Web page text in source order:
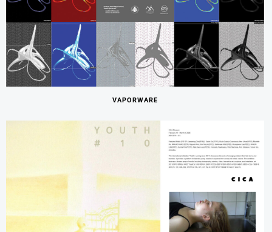
VAPORWARE